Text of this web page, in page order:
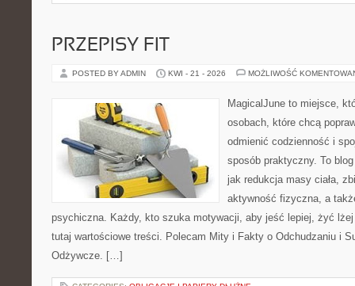
PRZEPISY FIT
POSTED BY ADMIN KWI - 21 - 2026 MOŻLIWOŚĆ
MagicalJune to miejsce,
osobach, które chcą
odmienić codzienność i
sposób praktyczny. To
jak redukcja masy ciała,
aktywność fizyczna, a
psychiczna. Każdy, kto szuka motywacji, aby jeść lepiej, żyć
tutaj wartościowe treści. Polecam Mity i Fakty o Odchudzaniu i
Odżywcze. […]